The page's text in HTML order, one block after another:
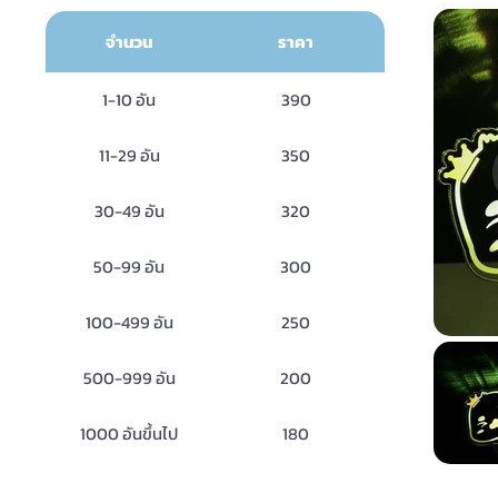
จำนวน ราคา
1-10 อัน 390
11-29 อัน 350
30-49 อัน 320
50-99 อัน 300
100-499 อัน 250
500-999 อัน 200
1000 อันขึ้นไป 180